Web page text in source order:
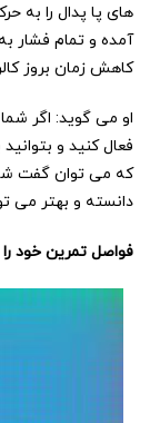
های پا پدال را به
آمده و تمام فشار
کاهش زمان بروز
او می گوید: اگر
فعال کنید و
که می توان گفت
دانسته و بهتر می
فواصل تمرین خود